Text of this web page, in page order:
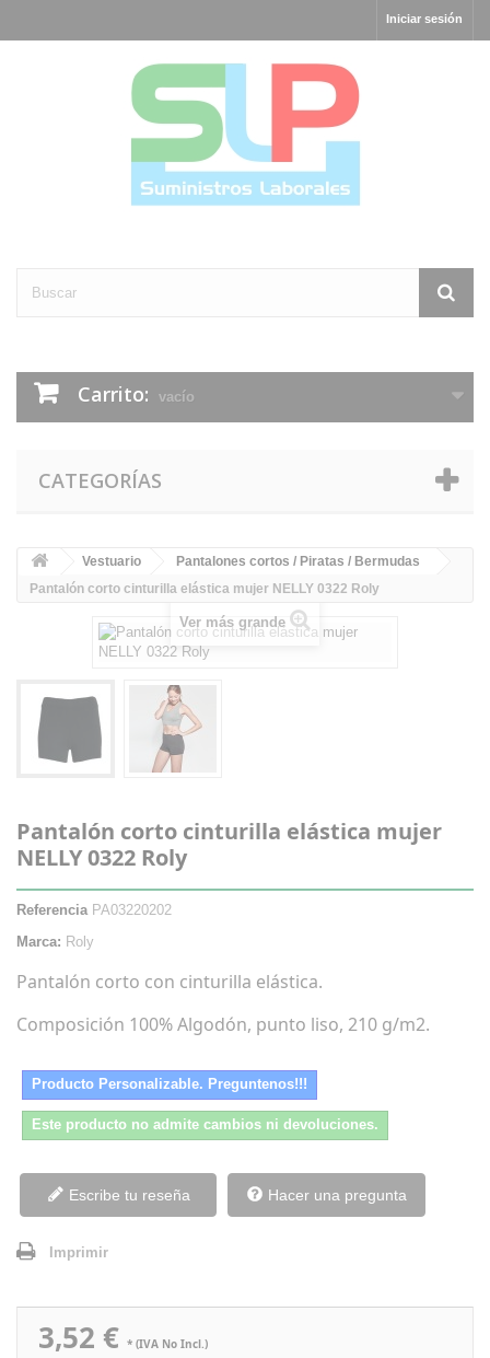
Iniciar sesión
Carrito: vacío
CATEGORÍAS
Vestuario
Pantalones cortos / Piratas / Bermudas
Pantalón corto cinturilla elástica mujer NELLY 0322 Roly
Ver más grande
Pantalón corto cinturilla elástica mujer
NELLY 0322 Roly
Referencia PA03220202
Marca: Roly
Pantalón corto con cinturilla elástica.
Composición 100% Algodón, punto liso, 210 g/m2.
Producto Personalizable. Preguntenos!!!
Este producto no admite cambios ni devoluciones.
Escribe tu reseña Hacer una pregunta
Imprimir
3,52 € * (IVA No Incl.)